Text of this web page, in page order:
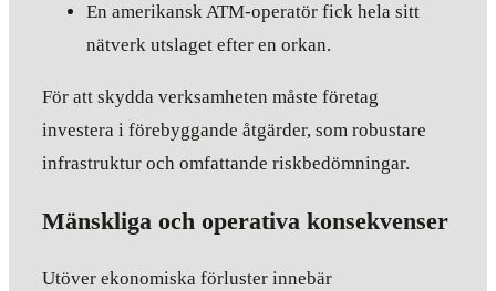
En amerikansk ATM-operatör fick hela sitt
nätverk utslaget efter en orkan.
För att skydda verksamheten måste företag
investera i förebyggande åtgärder, som robustare
infrastruktur och omfattande riskbedömningar.
Mänskliga och operativa konsekvenser
Utöver ekonomiska förluster innebär